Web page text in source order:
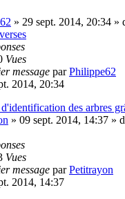
» 29 sept. 2014, 20:34 »
Vues
message parPhilippe62
2014, 20:34
des arbres
» 09 sept. 2014, 14:37 »
Vues
message parPetitrayon
2014, 14:37